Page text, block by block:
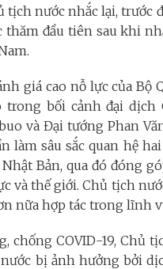
tịch nước nhắc lại, trước
thăm đầu tiên sau khi
giá cao nỗ lực của
trong bối cảnh đại dịch
và Đại tướng Phan
làm sâu sắc quan hệ
Bản, qua đó đóng
và thế giới. Chủ tịch
nữa hợp tác trong lĩnh
chống COVID-19, Chủ
bị ảnh hưởng bởi